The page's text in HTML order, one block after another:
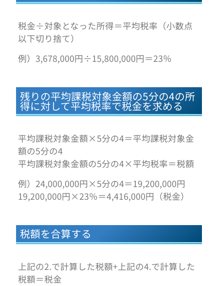
税金÷対象となった所得＝平均税率（小数点
以下切り捨て）
例）3,678,000円÷15,800,000円＝23％
残りの平均課税対象金額の5分の4の所
得に対して平均税率で税金を求める
平均課税対象金額×5分の4＝平均課税対象金
額の5分の4
平均課税対象金額の5分の4×平均税率＝税額
例）24,000,000円×5分の4＝19,200,000円
19,200,000円×23％＝4,416,000円（税金）
税額を合算する
上記の2.で計算した税額+上記の4.で計算した
税額＝税金